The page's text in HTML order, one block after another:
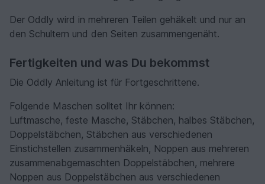
Der Oddly wird in mehreren Teilen gehäkelt und nur an
den Schultern und den Seiten zusammengenäht.
Fertigkeiten und was Du bekommst
Die Oddly Anleitung ist für Fortgeschrittene.
Folgende Maschen solltet Ihr können:
Luftmasche, feste Masche, Stäbchen, halbes Stäbchen,
Doppelstäbchen, Stäbchen aus verschiedenen
Einstichstellen zusammenhäkeln, Noppen aus mehreren
zusammenabgemaschten Doppelstäbchen, mehrere
Noppen aus Doppelstäbchen aus verschiedenen